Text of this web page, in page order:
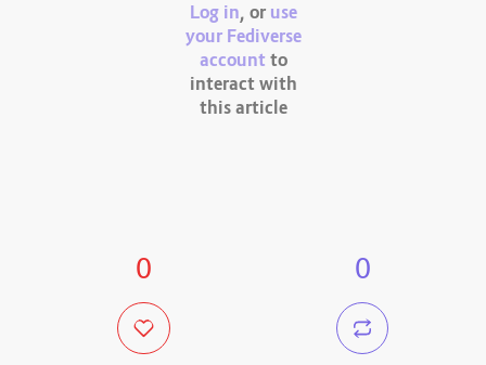
Log in, or use
your Fediverse
account to
interact with
this article
0 0